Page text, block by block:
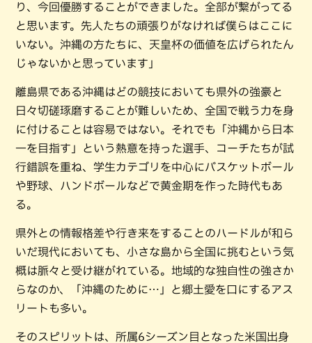
り、今回優勝することができました。全部が繋がってる
と思います。先人たちの頑張りがなければ僕らはここに
いない。沖縄の方たちに、天皇杯の価値を広げられたん
じゃないかと思っています」
離島県である沖縄はどの競技においても県外の強豪と
日々切磋琢磨することが難しいため、全国で戦う力を身
に付けることは容易ではない。それでも「沖縄から日本
一を目指す」という熱意を持った選手、コーチたちが試
行錯誤を重ね、学生カテゴリを中心にバスケットボール
や野球、ハンドボールなどで黄金期を作った時代もあ
る。
県外との情報格差や行き来をすることのハードルが和ら
いだ現代においても、小さな島から全国に挑むという気
概は脈々と受け継がれている。地域的な独自性の強さか
らなのか、「沖縄のために…」と郷土愛を口にするアス
リートも多い。
そのスピリットは、所属6シーズン目となった米国出身